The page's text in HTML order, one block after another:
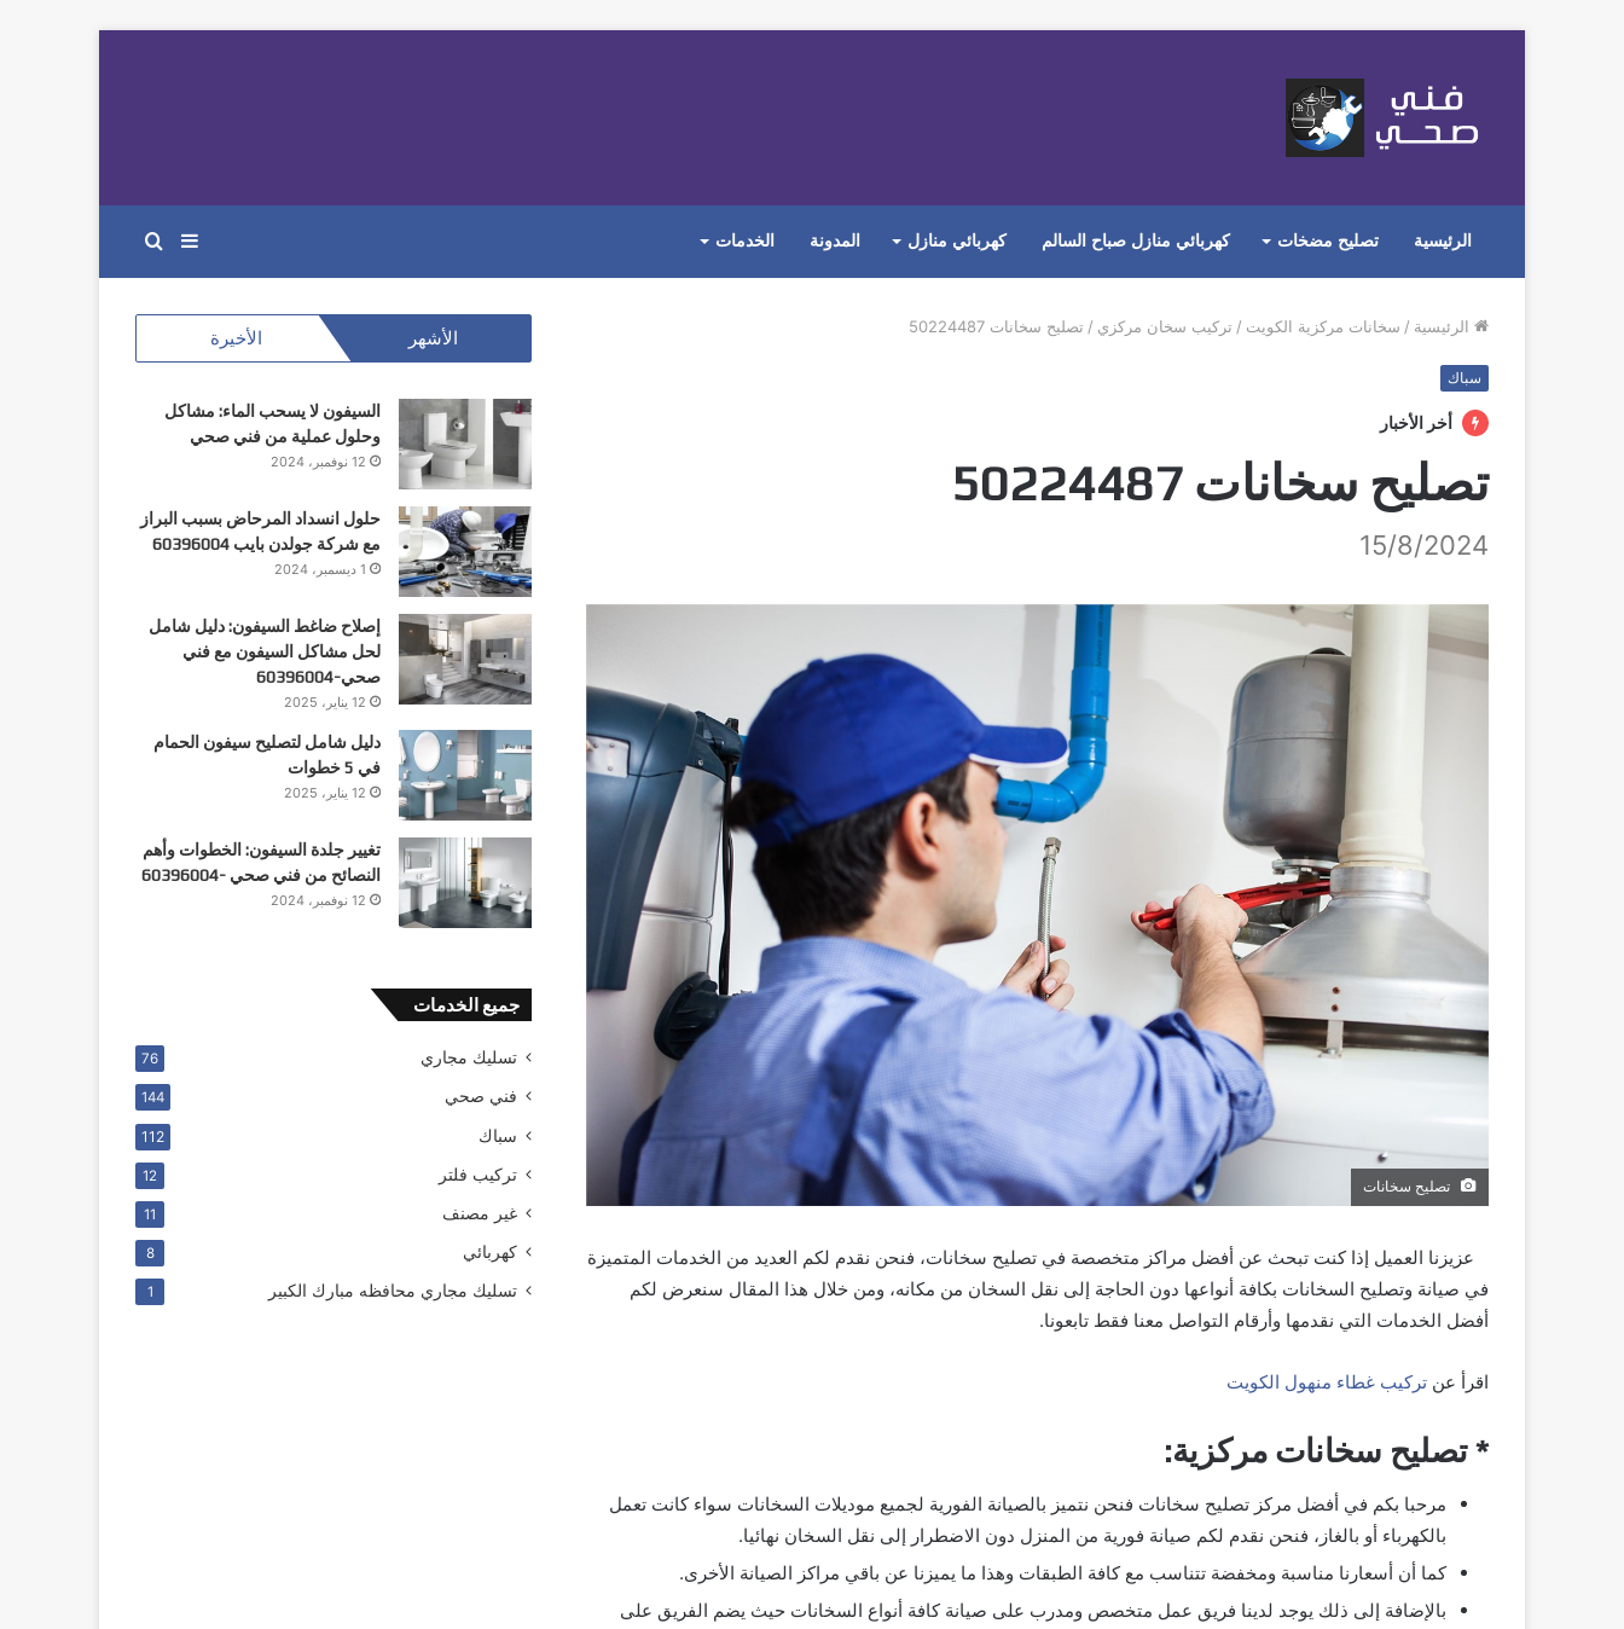
الرئيسية تصليح مضخات كهربائي منازل صباح السالم كهربائي منازل المدونة الخدمات بحث
عن
إضافة
عمود
الرئيسية / سخانات مركزية الكويت / تركيب سخان مركزي / تصليح سخانات ‭50224487‬
سباك
أخر الأخبار
تصليح سخانات ‭50224487‬
15/8/2024
تصليح سخانات
عزيزنا العميل إذا كنت تبحث عن أفضل مراكز متخصصة في تصليح سخانات، فنحن نقدم لكم العديد من الخدمات المتميزة
في صيانة وتصليح السخانات بكافة أنواعها دون الحاجة إلى نقل السخان من مكانه، ومن خلال هذا المقال سنعرض لكم
أفضل الخدمات التي نقدمها وأرقام التواصل معنا فقط تابعونا.
اقرأ عن تركيب غطاء منهول الكويت
* تصليح سخانات مركزية:
مرحبا بكم في أفضل مركز تصليح سخانات فنحن نتميز بالصيانة الفورية لجميع موديلات السخانات سواء كانت تعمل
بالكهرباء أو بالغاز، فنحن نقدم لكم صيانة فورية من المنزل دون الاضطرار إلى نقل السخان نهائيا.
كما أن أسعارنا مناسبة ومخفضة تتناسب مع كافة الطبقات وهذا ما يميزنا عن باقي مراكز الصيانة الأخرى.
بالإضافة إلى ذلك يوجد لدينا فريق عمل متخصص ومدرب على صيانة كافة أنواع السخانات حيث يضم الفريق على
الأشهر الأخيرة
السيفون لا يسحب الماء: مشاكل
وحلول عملية من فني صحي
12 نوفمبر، 2024
حلول انسداد المرحاض بسبب البراز
مع شركة جولدن بايب 60396004
1 ديسمبر، 2024
إصلاح ضاغط السيفون: دليل شامل
لحل مشاكل السيفون مع فني
صحي-60396004
12 يناير، 2025
دليل شامل لتصليح سيفون الحمام
في 5 خطوات
12 يناير، 2025
تغيير جلدة السيفون: الخطوات وأهم
النصائح من فني صحي -60396004
12 نوفمبر، 2024
جميع الخدمات
تسليك مجاري 76
فني صحي 144
سباك 112
ترکیب فلتر 12
غير مصنف 11
كهربائي 8
تسليك مجاري محافظه مبارك الكبير 1